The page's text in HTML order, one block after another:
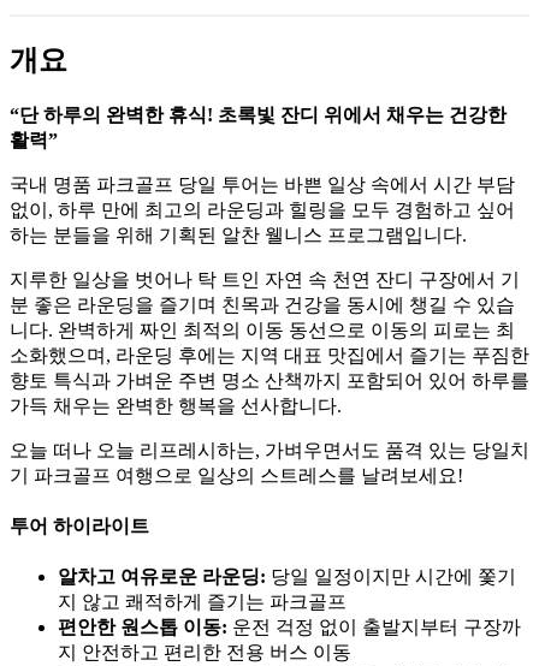
개요
“단 하루의 완벽한 휴식! 초록빛 잔디 위에서 채우는 건강한
활력”
국내 명품 파크골프 당일 투어는 바쁜 일상 속에서 시간 부담
없이, 하루 만에 최고의 라운딩과 힐링을 모두 경험하고 싶어
하는 분들을 위해 기획된 알찬 웰니스 프로그램입니다.
지루한 일상을 벗어나 탁 트인 자연 속 천연 잔디 구장에서 기
분 좋은 라운딩을 즐기며 친목과 건강을 동시에 챙길 수 있습
니다. 완벽하게 짜인 최적의 이동 동선으로 이동의 피로는 최
소화했으며, 라운딩 후에는 지역 대표 맛집에서 즐기는 푸짐한
향토 특식과 가벼운 주변 명소 산책까지 포함되어 있어 하루를
가득 채우는 완벽한 행복을 선사합니다.
오늘 떠나 오늘 리프레시하는, 가벼우면서도 품격 있는 당일치
기 파크골프 여행으로 일상의 스트레스를 날려보세요!
투어 하이라이트
알차고 여유로운 라운딩: 당일 일정이지만 시간에 쫓기
지 않고 쾌적하게 즐기는 파크골프
편안한 원스톱 이동: 운전 걱정 없이 출발지부터 구장까
지 안전하고 편리한 전용 버스 이동